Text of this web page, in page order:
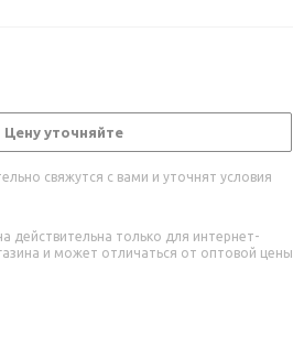
Цену уточняйте
свяжутся с вами и уточнят условия
действительна только для интернет-
и может отличаться от оптовой цены